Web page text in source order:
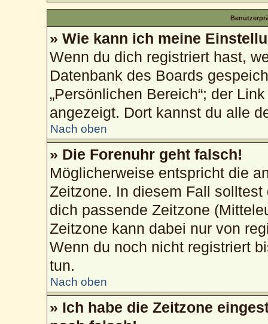
» Wie kann ich meine
Wenn du dich registriert hast,
Datenbank des Boards
„Persönlichen Bereich“; der
angezeigt. Dort kannst du alle
Nach oben
» Die Forenuhr geht falsch!
Möglicherweise entspricht die
Zeitzone. In diesem Fall solltest
dich passende Zeitzone
Zeitzone kann dabei nur von
Wenn du noch nicht registriert
tun.
Nach oben
» Ich habe die Zeitzone